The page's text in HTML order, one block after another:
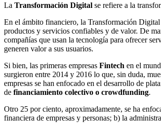
La Transformación Digital se refiere a la
En el ámbito financiero, la Transformación
productos y servicios confiables y de valor. De
compañías que usan la tecnología para ofrecer
generen valor a sus usuarios.
Si bien, las primeras empresas Fintech en el
surgieron entre 2014 y 2016 lo que, sin duda,
empresas se han enfocado en el desarrollo de
de financiamiento colectivo o crowdfunding.
Otro 25 por ciento, aproximadamente, se ha
financiera de empresas y personas; b) la